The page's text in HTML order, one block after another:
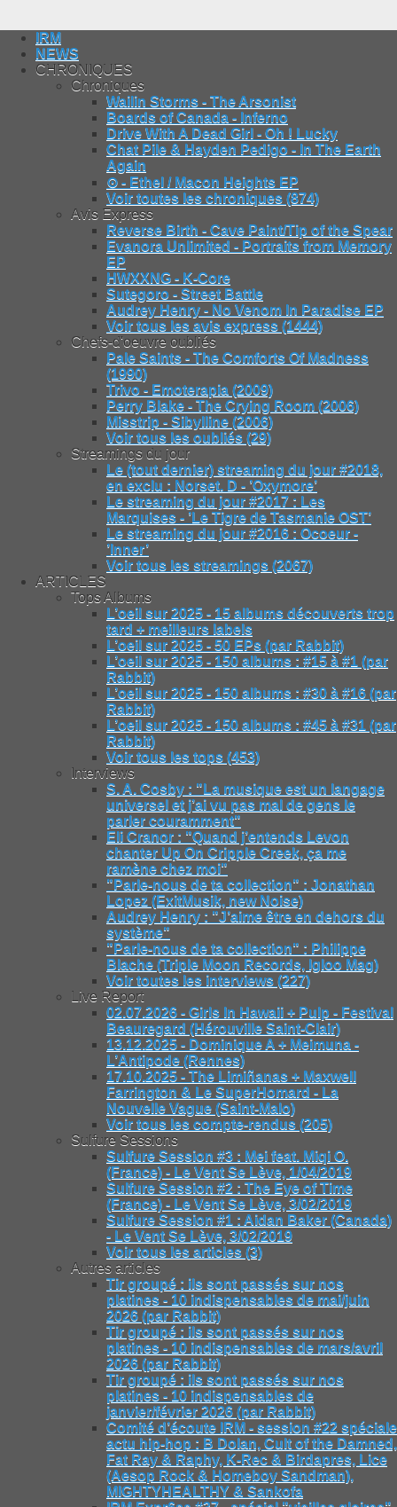
IRM
NEWS
CHRONIQUES
Chroniques
Wailin Storms - The Arsonist
Boards of Canada - Inferno
Drive With A Dead Girl - Oh ! Lucky
Chat Pile & Hayden Pedigo - In The Earth
Again
⊙ - Ethel / Macon Heights EP
Voir toutes les chroniques (874)
Avis Express
Reverse Birth - Cave Paint/Tip of the Spear
Evanora Unlimited - Portraits from Memory
EP
HWXXNG - K-Core
Sutegoro - Street Battle
Audrey Henry - No Venom In Paradise EP
Voir tous les avis express (1444)
Chefs-d'oeuvre oubliés
Pale Saints - The Comforts Of Madness
(1990)
Trivo - Emoterapia (2009)
Perry Blake - The Crying Room (2006)
Misstrip - Sibylline (2006)
Voir tous les oubliés (29)
Streamings du jour
Le (tout dernier) streaming du jour #2018,
en exclu : Norset. D - ’Oxymore’
Le streaming du jour #2017 : Les
Marquises - ’Le Tigre de Tasmanie OST’
Le streaming du jour #2016 : Ocoeur -
’Inner’
Voir tous les streamings (2067)
ARTICLES
Tops Albums
L’oeil sur 2025 - 15 albums découverts trop
tard + meilleurs labels
L’oeil sur 2025 - 50 EPs (par Rabbit)
L’oeil sur 2025 - 150 albums : #15 à #1 (par
Rabbit)
L’oeil sur 2025 - 150 albums : #30 à #16 (par
Rabbit)
L’oeil sur 2025 - 150 albums : #45 à #31 (par
Rabbit)
Voir tous les tops (453)
Interviews
S. A. Cosby : "La musique est un langage
universel et j’ai vu pas mal de gens le
parler couramment"
Eli Cranor : "Quand j’entends Levon
chanter Up On Cripple Creek, ça me
ramène chez moi"
"Parle-nous de ta collection" : Jonathan
Lopez (ExitMusik, new Noise)
Audrey Henry : "J’aime être en dehors du
système"
"Parle-nous de ta collection" : Philippe
Blache (Triple Moon Records, Igloo Mag)
Voir toutes les interviews (227)
Live Report
02.07.2026 - Girls In Hawaii + Pulp - Festival
Beauregard (Hérouville Saint-Clair)
13.12.2025 - Dominique A + Meimuna -
L’Antipode (Rennes)
17.10.2025 - The Limiñanas + Maxwell
Farrington & Le SuperHomard - La
Nouvelle Vague (Saint-Malo)
Voir tous les compte-rendus (205)
Sulfure Sessions
Sulfure Session #3 : Mei feat. Miqi O.
(France) - Le Vent Se Lève, 1/04/2019
Sulfure Session #2 : The Eye of Time
(France) - Le Vent Se Lève, 3/02/2019
Sulfure Session #1 : Aidan Baker (Canada)
- Le Vent Se Lève, 3/02/2019
Voir tous les articles (3)
Autres articles
Tir groupé : ils sont passés sur nos
platines - 10 indispensables de mai/juin
2026 (par Rabbit)
Tir groupé : ils sont passés sur nos
platines - 10 indispensables de mars/avril
2026 (par Rabbit)
Tir groupé : ils sont passés sur nos
platines - 10 indispensables de
janvier/février 2026 (par Rabbit)
Comité d’écoute IRM - session #22 spéciale
actu hip-hop : B Dolan, Cult of the Damned,
Fat Ray & Raphy, K-Rec & Birdapres, Lice
(Aesop Rock & Homeboy Sandman),
MIGHTYHEALTHY & Sankofa